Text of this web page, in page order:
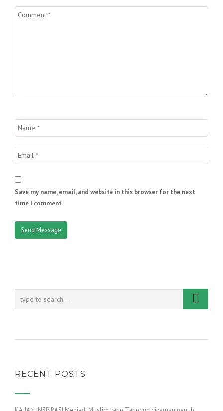
Save my name, email, and website in this browser for the next
time I comment.
RECENT POSTS